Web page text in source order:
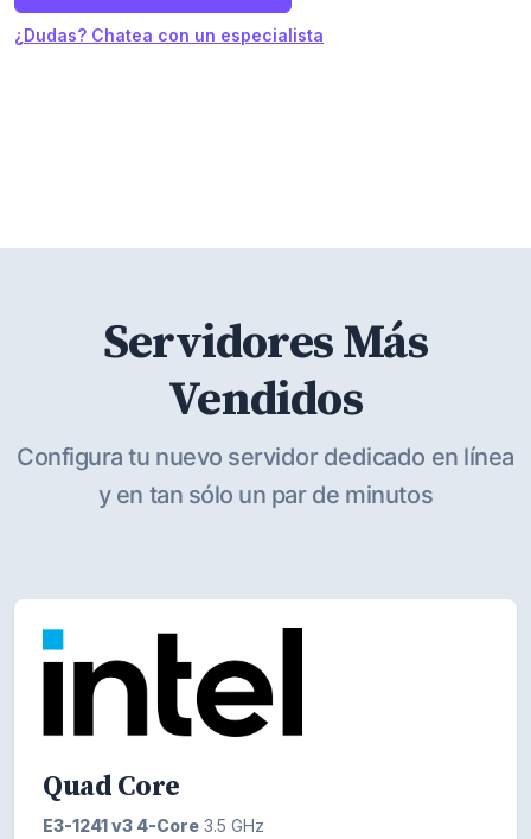
¿Dudas? Chatea con un especialista
Servidores Más
Vendidos
Configura tu nuevo servidor dedicado en línea
y en tan sólo un par de minutos
Quad Core
E3-1241 v3 4-Core 3.5 GHz